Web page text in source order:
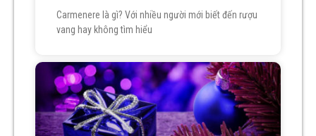
Carmenere là gì? Với nhiều người mới biết đến rượu
vang hay không tìm hiểu